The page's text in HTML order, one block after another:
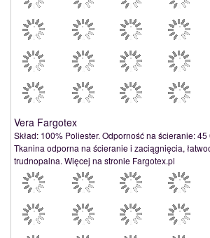
Vera Fargotex
Skład: 100% Poliester. Odporność na ścieranie:
Tkanina odporna na ścieranie i zaciągnięcia,
trudnopalna. Więcej na stronie Fargotex.pl